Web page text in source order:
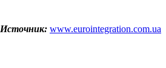
Источник: www.eurointegration.com.ua